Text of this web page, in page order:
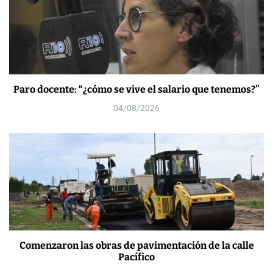
Paro docente: “¿cómo se vive el salario que tenemos?”
04/08/2026
Comenzaron las obras de pavimentación de la calle
Pacífico